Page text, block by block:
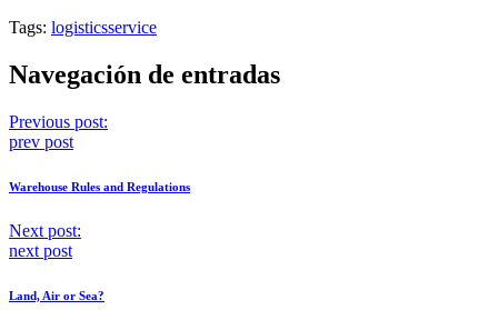
Tags: logisticsservice
Navegación de entradas
Previous post:
prev post
Warehouse Rules and Regulations
Next post:
next post
Land, Air or Sea?